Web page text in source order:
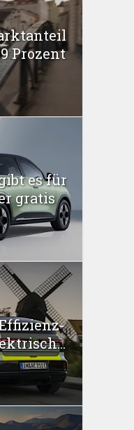
Prozent
es für
gratis